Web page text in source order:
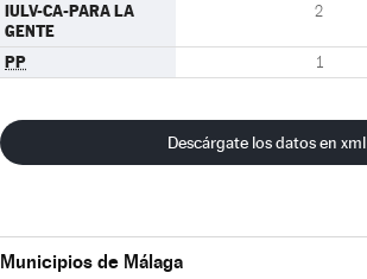
IULV-CA-PARA LA
GENTE
2
PP 1
Descárgate los datos en xml
Municipios de Málaga